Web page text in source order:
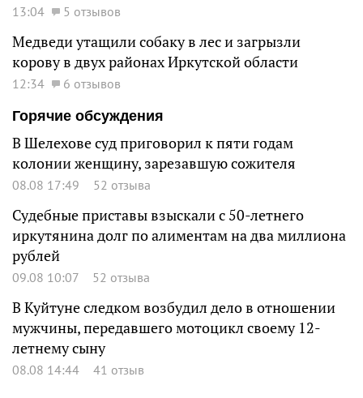
13:04 5 отзывов
Медведи утащили собаку в лес и загрызли
корову в двух районах Иркутской области
12:34
6 отзывов
Горячие обсуждения
В Шелехове суд приговорил к пяти годам
колонии женщину, зарезавшую сожителя
08.08 17:49 52 отзыва
Судебные приставы взыскали с 50-летнего
иркутянина долг по алиментам на два миллиона
рублей
09.08 10:07 52 отзыва
В Куйтуне следком возбудил дело в отношении
мужчины, передавшего мотоцикл своему 12-
летнему сыну
08.08 14:44 41 отзыв